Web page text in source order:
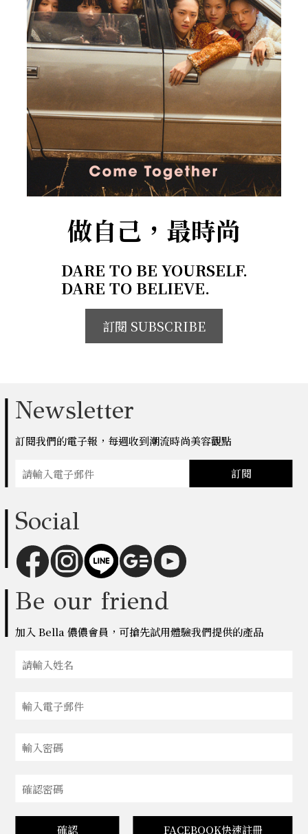
做自己，最時尚
DARE TO BE YOURSELF.
DARE TO BELIEVE.
訂閱 SUBSCRIBE
Newsletter
訂閱我們的電子報，每週收到潮流時尚美容觀點
訂閱
Social
Be our friend
加入 Bella 儂儂會員，可搶先試用體驗我們提供的產品
確認 FACEBOOK快速註冊